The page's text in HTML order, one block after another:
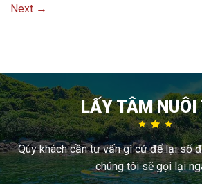
Next →
LẤY TÂM
Qúy khách cần tư vấn gì cứ để lại số
chúng tôi sẽ gọi lại